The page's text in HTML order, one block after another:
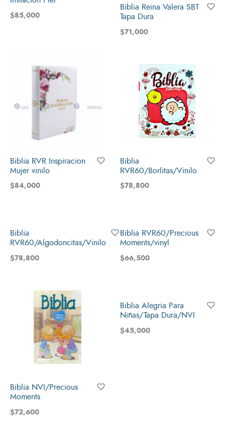
$85,000
Biblia Reina Valera SBT
Tapa Dura
$71,000
Biblia RVR Inspiracion
Mujer vinilo
$84,000
Biblia
RVR60/Borlitas/Vinilo
$78,800
Biblia
RVR60/Algodoncitas/Vinilo
$78,800
Biblia RVR60/Precious
Moments/vinyl
$66,500
Biblia NVI/Precious
Moments
$72,600
Biblia Alegria Para
Niñas/Tapa Dura/NVI
$45,000